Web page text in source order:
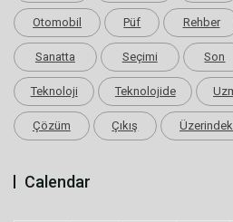
Otomobil Püf Rehber
Sanatta Seçimi Son
Teknoloji Teknolojide
Çözüm Çıkış
Calendar